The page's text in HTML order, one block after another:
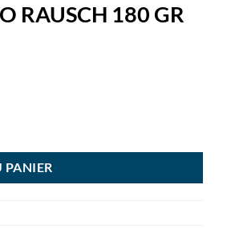
RAUSCH 180 GR
PANIER